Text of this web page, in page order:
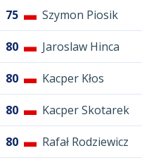
75 Szymon Piosik
80 Jaroslaw Hinca
80 Kacper Kłos
80 Kacper Skotarek
80 Rafał Rodziewicz